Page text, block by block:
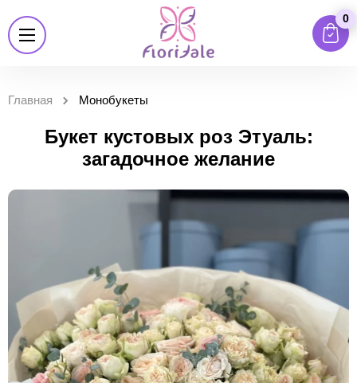
0
Главная Монобукеты
Букет кустовых роз Этуаль:
загадочное желание